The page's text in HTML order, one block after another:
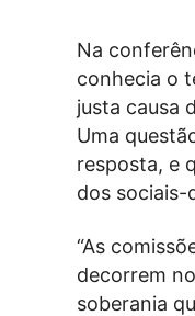
Na
conhecia o
justa causa
Uma
resposta, e
dos sociais-
“As
decorrem
soberania